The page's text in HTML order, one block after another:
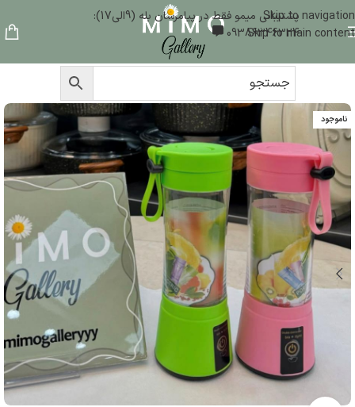
Skip to navigation
Skip to main content
پشتیبانی میمو فقط در پیامرسان بله (9الی17):
09386346324
ناموجود